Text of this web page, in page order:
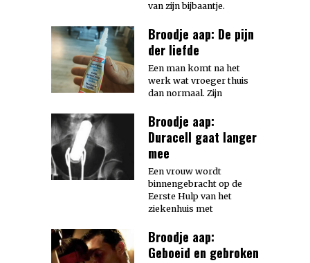
van zijn bijbaantje.
Broodje aap: De pijn
der liefde
Een man komt na het
werk wat vroeger thuis
dan normaal. Zijn
Broodje aap:
Duracell gaat langer
mee
Een vrouw wordt
binnengebracht op de
Eerste Hulp van het
ziekenhuis met
Broodje aap:
Geboeid en gebroken